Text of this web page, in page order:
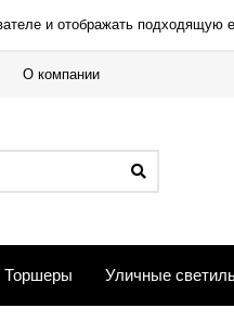
и отображать
О компании
Торшеры Уличные